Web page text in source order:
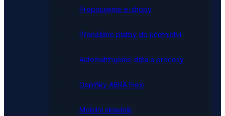
Propojujeme e-shopy
Přenášíme platby do účetnictví
Automatizujeme data a procesy
Doplňky ABRA Flexi
Mobilní skladník